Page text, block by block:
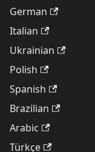
German
Italian
Ukrainian
Polish
Spanish
Brazilian
Arabic
Türkçe